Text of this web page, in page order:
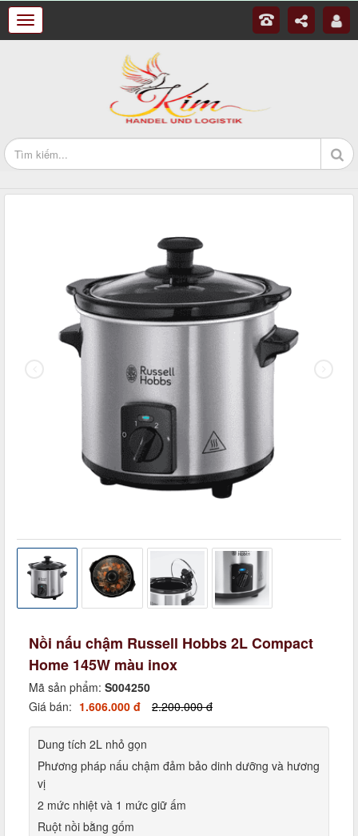
Nồi nấu chậm Russell Hobbs 2L Compact
Home 145W màu inox
Mã sản phẩm: S004250
Giá bán: 1.606.000 đ 2.200.000 đ
Dung tích 2L nhỏ gọn
Phương pháp nấu chậm đảm bảo dinh dưỡng và hương
vị
2 mức nhiệt và 1 mức giữ ấm
Ruột nồi bằng gốm